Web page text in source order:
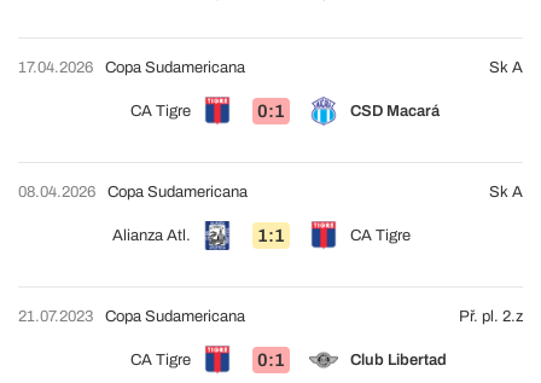
17.04.2026
CA Tigre 0:1 CSD Macará
Copa Sudamericana Sk A
08.04.2026
Alianza Atl. 1:1 CA Tigre
Copa Sudamericana Sk A
21.07.2023
CA Tigre 0:1 Club Libertad
Copa Sudamericana Př. pl. 2.z